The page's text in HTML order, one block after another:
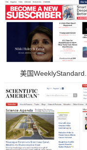
美国WeeklyStandard...